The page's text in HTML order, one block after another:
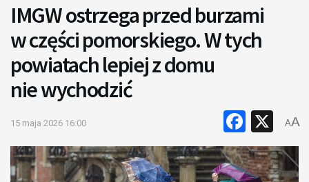
IMGW ostrzega przed burzami
w części pomorskiego. W tych
powiatach lepiej z domu
nie wychodzić
15 maja 2026 16:00 X
AA